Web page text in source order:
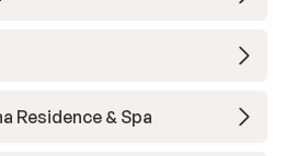
Residence & Spa